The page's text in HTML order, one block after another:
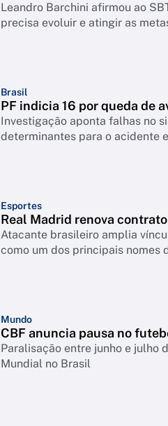
Leandro Barchini afirmou ao
precisa evoluir e atingir as
Brasil
PF indicia 16 por queda de
Investigação aponta falhas no
determinantes para o acidente
Esportes
Real Madrid renova
Atacante brasileiro amplia
como um dos principais nomes
Mundo
CBF anuncia pausa no
Paralisação entre junho e julho
Mundial no Brasil